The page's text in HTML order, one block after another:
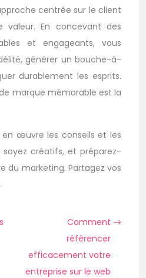
centrée sur le client
En concevant des
et engageants, vous
générer un bouche-à-
durablement les esprits.
marque mémorable est la
en œuvre les conseils et les
soyez créatifs, et préparez-
du marketing. Partagez vos
Comment
référencer
efficacement votre
entreprise sur le web